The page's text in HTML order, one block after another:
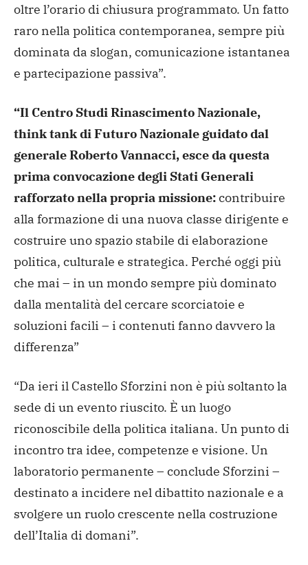
oltre l’orario di chiusura programmato. Un fatto
raro nella politica contemporanea, sempre più
dominata da slogan, comunicazione istantanea
e partecipazione passiva”.
“Il Centro Studi Rinascimento Nazionale,
think tank di Futuro Nazionale guidato dal
generale Roberto Vannacci, esce da questa
prima convocazione degli Stati Generali
rafforzato nella propria missione:contribuire
alla formazione di una nuova classe dirigente e
costruire uno spazio stabile di elaborazione
politica, culturale e strategica. Perché oggi più
che mai – in un mondo sempre più dominato
dalla mentalità del cercare scorciatoie e
soluzioni facili – i contenuti fanno davvero la
differenza”
“Da ieri il Castello Sforzini non è più soltanto la
sede di un evento riuscito. È un luogo
riconoscibile della politica italiana. Un punto di
incontro tra idee, competenze e visione. Un
laboratorio permanente – conclude Sforzini –
destinato a incidere nel dibattito nazionale e a
svolgere un ruolo crescente nella costruzione
dell’Italia di domani”.